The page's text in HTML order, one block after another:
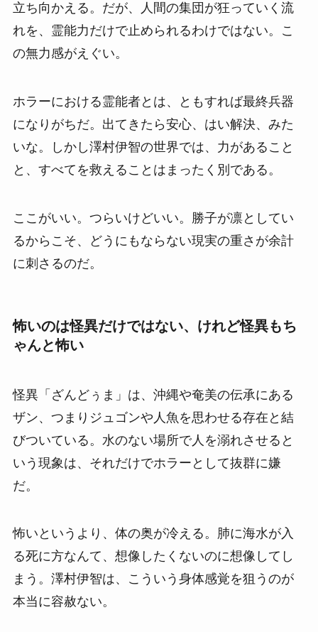
立ち向かえる。だが、人間の集団が狂っていく流
れを、霊能力だけで止められるわけではない。こ
の無力感がえぐい。
ホラーにおける霊能者とは、ともすれば最終兵器
になりがちだ。出てきたら安心、はい解決、みた
いな。しかし澤村伊智の世界では、力があること
と、すべてを救えることはまったく別である。
ここがいい。つらいけどいい。勝子が凛としてい
るからこそ、どうにもならない現実の重さが余計
に刺さるのだ。
怖いのは怪異だけではない、けれど怪異もち
ゃんと怖い
怪異「ざんどぅま」は、沖縄や奄美の伝承にある
ザン、つまりジュゴンや人魚を思わせる存在と結
びついている。水のない場所で人を溺れさせると
いう現象は、それだけでホラーとして抜群に嫌
だ。
怖いというより、体の奥が冷える。肺に海水が入
る死に方なんて、想像したくないのに想像してし
まう。澤村伊智は、こういう身体感覚を狙うのが
本当に容赦ない。